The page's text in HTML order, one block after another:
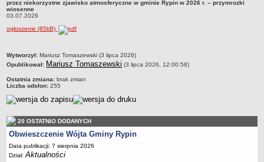
Insygnia gminy
Dane statystyczne
Związki i stowarzyszenia
Rejestr zbiorów danych osobowych
Rejestr instytucji kultury
RODO Klauzule informacyjne
AKTUALNOŚCI I OGŁOSZENIA
URZĄD GMINY
Dane teleadresowe
Ogłoszenie dotyczące oszacowania zakresu i wysokości szkód, spowodowanych
przez niekorzystne zjawisko atmosferyczne w gminie Rypin w 2026 r. – przymrozki
wiosenne03.07.2026
przez niekorzystne zjawisko atmosferyczne w gminie Rypin w 2026 r. – przymrozki
wiosenne
03.07.2026
ogłoszenie (85kB)
metryczka
Wytworzył: Mariusz Tomaszewski (3 lipca 2026)
Opublikował: Mariusz Tomaszewski (3 lipca 2026, 12:00:58)
Ostatnia zmiana: brak zmian
Liczba odsłon: 255
20 OSTATNIO DODANYCH
Obwieszczenie Wójta Gminy Rypin
Data publikacji: 7 sierpnia 2026
Dział:Aktualności